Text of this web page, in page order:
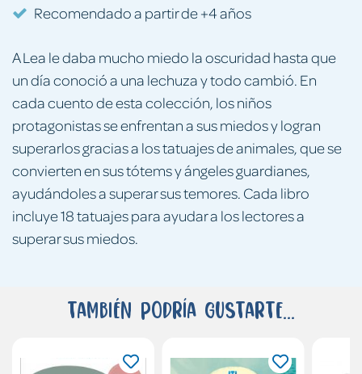
A Lea le daba mucho miedo la oscuridad hasta que
un día conoció a una lechuza y todo cambió. En
cada cuento de esta colección, los niños
protagonistas se enfrentan a sus miedos y logran
superarlos gracias a los tatuajes de animales, que se
convierten en sus tótems y ángeles guardianes,
ayudándoles a superar sus temores. Cada libro
incluye 18 tatuajes para ayudar a los lectores a
superar sus miedos.
Recomendado a partir de +4 años
También podría gustarte...